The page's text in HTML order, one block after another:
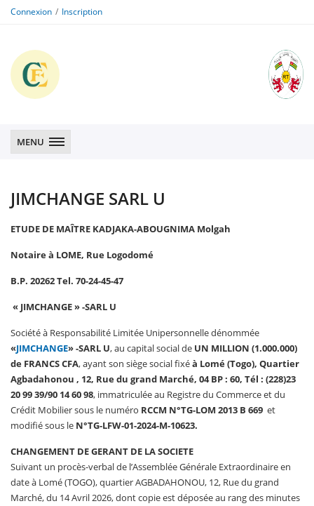
Connexion Inscription
MENU
JIMCHANGE SARL U
ETUDE DE MAÎTRE KADJAKA-ABOUGNIMA Molgah
Notaire à LOME, Rue Logodomé
B.P. 20262 Tel. 70-24-45-47
« JIMCHANGE » -SARL U
Société à Responsabilité Limitée Unipersonnelle dénommée
«JIMCHANGE»-SARL U, au capital social de UN MILLION (1.000.000)
de FRANCS CFA, ayant son siège social fixéà Lomé (Togo), Quartier
Agbadahonou , 12, Rue du grand Marché, 04 BP : 60, Tél : (228)23
20 99 39/90 14 60 98, immatriculée au Registre du Commerce et du
Crédit Mobilier sous le numéro RCCM N°TG-LOM 2013 B 669 et
modifié sous le N°TG-LFW-01-2024-M-10623.
CHANGEMENT DE GERANT DE LA SOCIETE
Suivant un procès-verbal de l’Assemblée Générale Extraordinaire en
date à Lomé (TOGO), quartier AGBADAHONOU, 12, Rue du grand
Marché, du 14 Avril 2026, dont copie est déposée au rang des minutes